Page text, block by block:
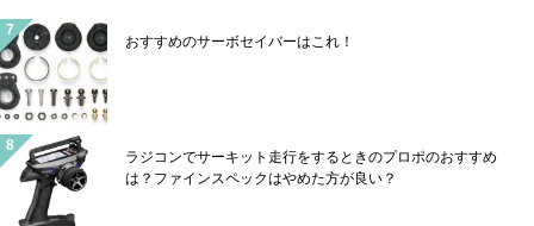
おすすめのサーボセイバーはこれ！
ラジコンでサーキット走行をするときのプロポのおすすめ
は？ファインスペックはやめた方が良い？